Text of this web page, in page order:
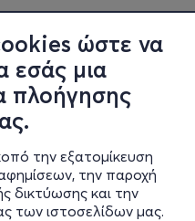
ώστε να
εσάς μια
πλοήγησης
την εξατομίκευση
την παροχή
δικτύωσης και την
των ιστοσελίδων μας.